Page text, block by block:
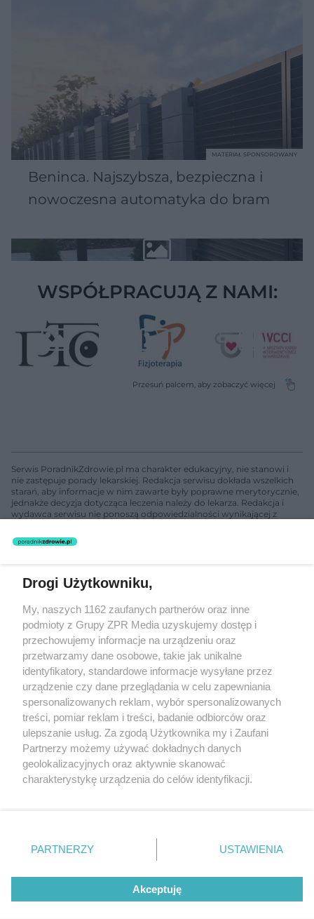
Beninca. Najszybsza, bezpieczna i
nowoczesna automatyka do bram
MATERIAŁ SPONSOROWANY
WSPÓŁPRACUJĄ Z NAMI:
Serwis PoradnikZdrowie.pl ma charakter edukacyjny, nie stanowi i
nie zastępuje porady lekarskiej. Redakcja serwisu dokłada wszelkich
starań, aby informacje w nim zawarte były poprawne merytorycznie,
jednakże decyzja dotycząca leczenia należy do lekarza. Redakcja i
wydawca serwisu nie ponoszą odpowiedzialności wynikającej z
nie prowadzi działalności leczniczej polegającej na udzielaniu
świadczeń zdrowotnych w rozumieniu art. 3 ust 1 ustawy o
Żaden utwór zamieszczony w serwisie nie może być powielany i
rozpowszechniany lub dalej rozpowszechniany w jakikolwiek sposób
(w tym także elektroniczny lub mechaniczny) na jakimkolwiek polu
eksploatacji w jakiejkolwiek formie, włącznie z umieszczaniem w
Internecie bez pisemnej zgody właściciela praw. Jakiekolwiek użycie
lub wykorzystanie utworów w całości lub w części z naruszeniem
prawa, tzn. bez właściwej zgody, jest zabronione pod groźbą kary i
może być ścigane prawnie.
O nas
Drogi Użytkowniku,
My, naszych 1162 zaufanych partnerów oraz inne
podmioty z Grupy ZPR Media uzyskujemy dostęp i
przechowujemy informacje na urządzeniu oraz
przetwarzamy dane osobowe, takie jak unikalne
identyfikatory, standardowe informacje wysyłane przez
urządzenie czy dane przeglądania w celu zapewniania
spersonalizowanych reklam, wybór spersonalizowanych
treści, pomiar reklam i treści, badanie odbiorców oraz
ulepszanie usług. Za zgodą Użytkownika my i Zaufani
Partnerzy możemy używać dokładnych danych
geolokalizacyjnych oraz aktywnie skanować
charakterystykę urządzenia do celów identyfikacji.
zmienić/wycofać klikając przycisk ustawień prywatności
znajdujący się w lewym dolnym rogu strony
rodzaje przetwarzania danych nie wymagają zgody
użytkownika, ale masz prawo sprzeciwić się takiemu
przetwarzaniu. Preferencje będą miały zastosowanie tylko
PARTNERZY USTAWIENIA
Akceptuję